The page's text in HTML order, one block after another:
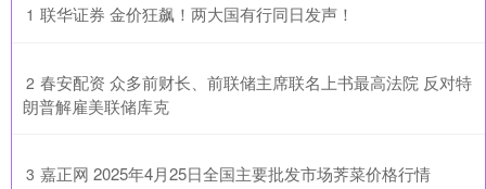
1 ​联华证券 金价狂飙！两大国有行同日发声！
2 ​春安配资 众多前财长、前联储主席联名上书最高法院 反对特
朗普解雇美联储库克
3 ​嘉正网 2025年4月25日全国主要批发市场荠菜价格行情